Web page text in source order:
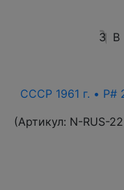
3 В
СССР 1961 г. • P#
(Артикул: N-RUS-